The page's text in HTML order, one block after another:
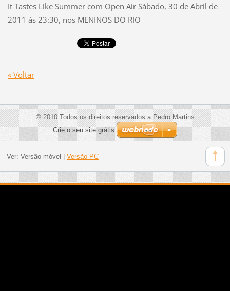
It Tastes Like Summer com Open Air Sábado, 30 de Abril de
2011 às 23:30, nos MENINOS DO RIO
« Voltar
© 2010 Todos os direitos reservados a Pedro Martins
Crie o seu site grátis
Ver: Versão móvel Versão PC